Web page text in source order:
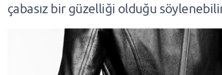
çabasız bir güzelliği olduğu